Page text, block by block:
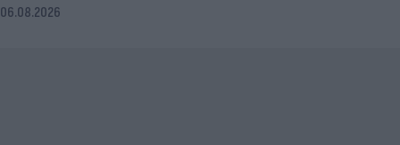
06.08.2026